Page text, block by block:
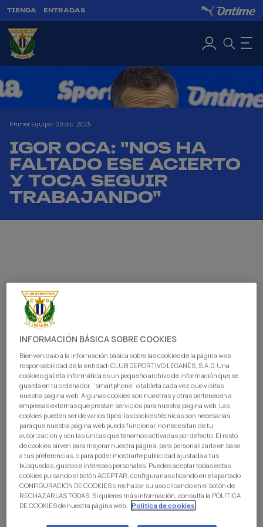
TIENDA ENTRADAS
Primer Equipo | 20 dic. 2025
IGOR OCA: "NOS HA
FALTADO ESE ACIERTO
Y TOCA SEGUIR
TRABAJANDO"
El entrenador del C.D. Leganés, Igor Oca,
compareció este sábado en rueda de prensa al
término del partido que enfrentó al equipo pepinero
y al Real Sporting en el Estadio Ontime Butarque,
correspondiente a la decimonovena jornada de
LALIGA HYPERMOTION, que concluyó con victoria
INFORMACIÓN BÁSICA SOBRE COOKIES
Bienvenida/o a la información básica sobre las cookies de la página web
responsabilidad de la entidad: CLUB DEPORTIVO LEGANÉS, S.A.D. Una
cookie o galleta informática es un pequeño archivo de información que se
guarda en tu ordenador, “smartphone” o tableta cada vez que visitas
nuestra página web. Algunas cookies son nuestras y otras pertenecen a
empresas externas que prestan servicios para nuestra página web. Las
cookies pueden ser de varios tipos: las cookies técnicas son necesarias
para que nuestra página web pueda funcionar, no necesitan de tu
autorización y son las únicas que tenemos activadas por defecto. El resto
de cookies sirven para mejorar nuestra página, para personalizarla en base
a tus preferencias, o para poder mostrarte publicidad ajustada a tus
búsquedas, gustos e intereses personales. Puedes aceptar todas estas
cookies pulsando el botón ACEPTAR, configurarlas clicando en el apartado
CONFIGURACIÓN DE COOKIES o rechazar su uso clicando en el botón de
RECHAZARLAS TODAS. Si quieres más información, consulta la POLÍTICA
DE COOKIES de nuestra página web. Politica de cookies